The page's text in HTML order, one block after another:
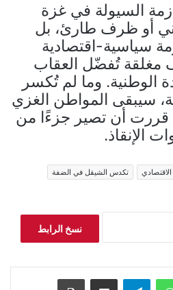
السيولة في غزة
أو ظرف طارئ، بل
سياسية-اقتصادية
مغلقة تُفضّل العقاب
الوطنية. وما لم تُكسر
سيبقى المواطن الغزي
قررت أن تصير جزءًا من
الإنقاذ.
الاقتصادي
تكدس الشيقل في الضفة
نسخ الرابط
واتساب تيلقرام مشاركة عبر البريد طباعة